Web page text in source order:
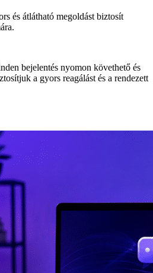
és átlátható megoldást biztosít
bejelentés nyomon követhető és
a gyors reagálást és a rendezett